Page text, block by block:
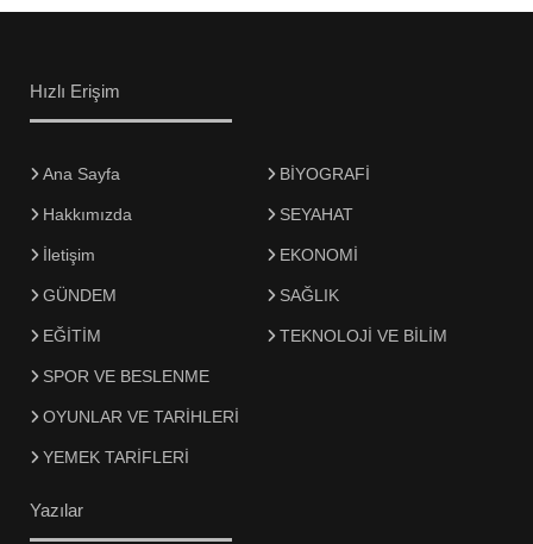
Hızlı Erişim
Ana Sayfa
Hakkımızda
İletişim
GÜNDEM
EĞİTİM
BİYOGRAFİ
SEYAHAT
EKONOMİ
SAĞLIK
TEKNOLOJİ VE BİLİM
SPOR VE BESLENME
OYUNLAR VE TARİHLERİ
YEMEK TARİFLERİ
Yazılar